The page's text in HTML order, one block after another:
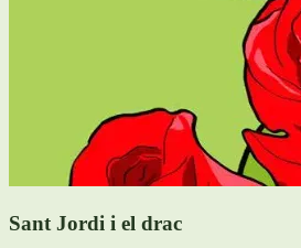
Sant Jordi i el drac